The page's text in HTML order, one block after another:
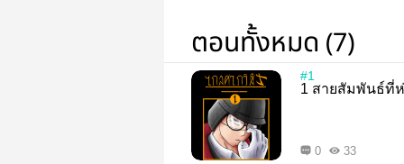
ตอนทั้งหมด (7)
#1
1 สายสัมพันธ์ที่
0 33